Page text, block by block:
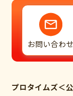
お問い合わせ
プロタイムズ＜